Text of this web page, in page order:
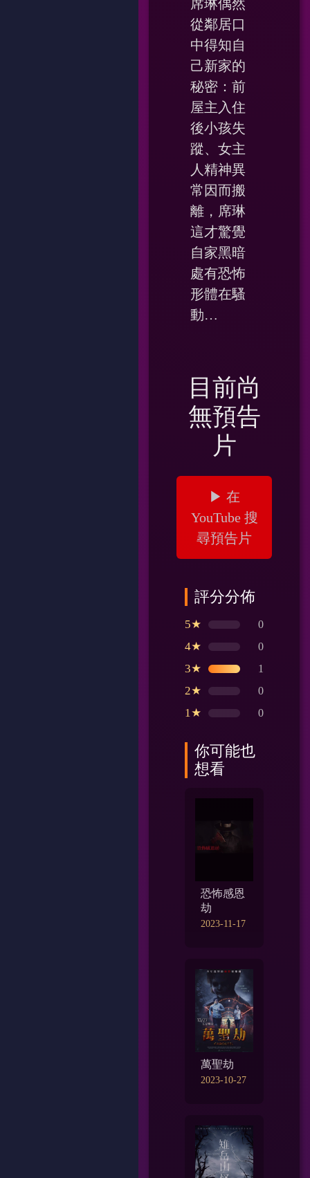
席琳偶然
從鄰居口
中得知自
己新家的
秘密：前
屋主入住
後小孩失
蹤、女主
人精神異
常因而搬
離，席琳
這才驚覺
自家黑暗
處有恐怖
形體在騷
動…
目前尚
無預告
片
▶ 在
YouTube 搜
尋預告片
評分分佈
5★ 0
4★ 0
3★ 1
2★ 0
1★ 0
你可能也
想看
恐怖感恩
劫
2023-11-17
萬聖劫
2023-10-27